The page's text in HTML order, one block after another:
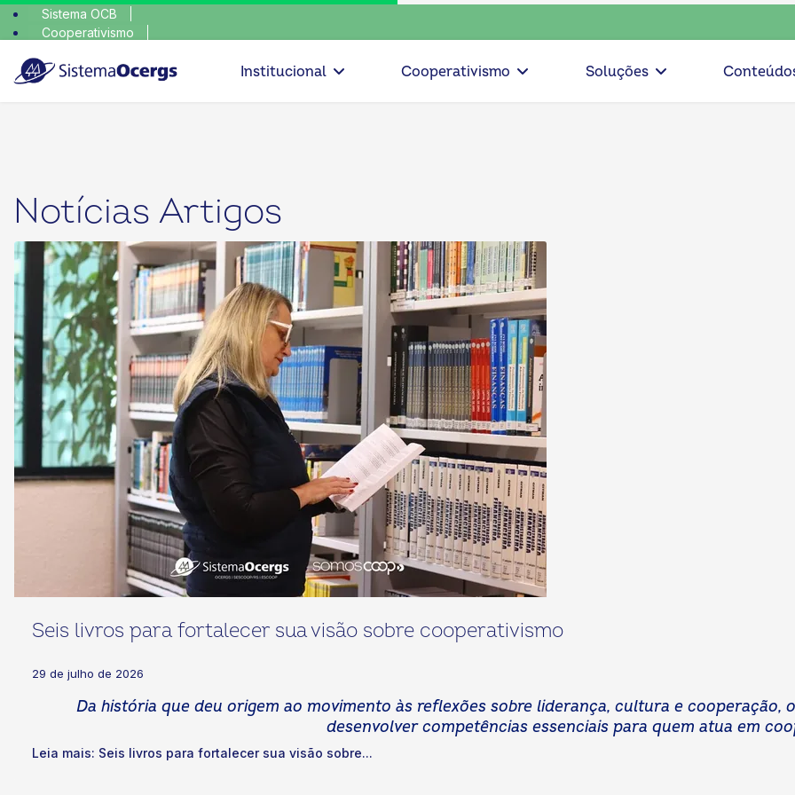
Sistema OCB
Cooperativismo
escolha consciente, escolha o coop • escolha consciente,
Institucional
Cooperativismo Soluções
Notícias Artigos
Seis livros para fortalecer sua visão sobre cooperativismo
29 de julho de 2026
Da história que deu origem ao movimento às reflexões sobre liderança, cultura e cooperação,
desenvolver competências essenciais para quem atua em
Leia mais: Seis livros para fortalecer sua visão sobre...